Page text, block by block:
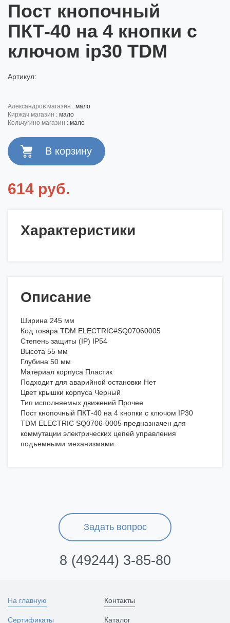
Пост кнопочный
ПКТ-40 на 4 кнопки с
ключом ip30 TDM
Артикул:
александров магазин : мало
киржач магазин : мало
кольчугино магазин : мало
614 руб.
Характеристики
Описание
Ширина 245 мм
Код товара TDM ELECTRIC#SQ07060005
Степень защиты (IP) IP54
Высота 55 мм
Глубина 50 мм
Материал корпуса Пластик
Подходит для аварийной остановки Нет
Цвет крышки корпуса Черный
Тип исполняемых движений Прочее
Пост кнопочный ПКТ-40 на 4 кнопки с ключом IP30
TDM ELECTRIC SQ0706-0005 предназначен для
коммутации электрических цепей управления
подъемными механизмами.
Задать вопрос
8 (49244) 3-85-80
На главную
Сертификаты
Контакты
Каталог